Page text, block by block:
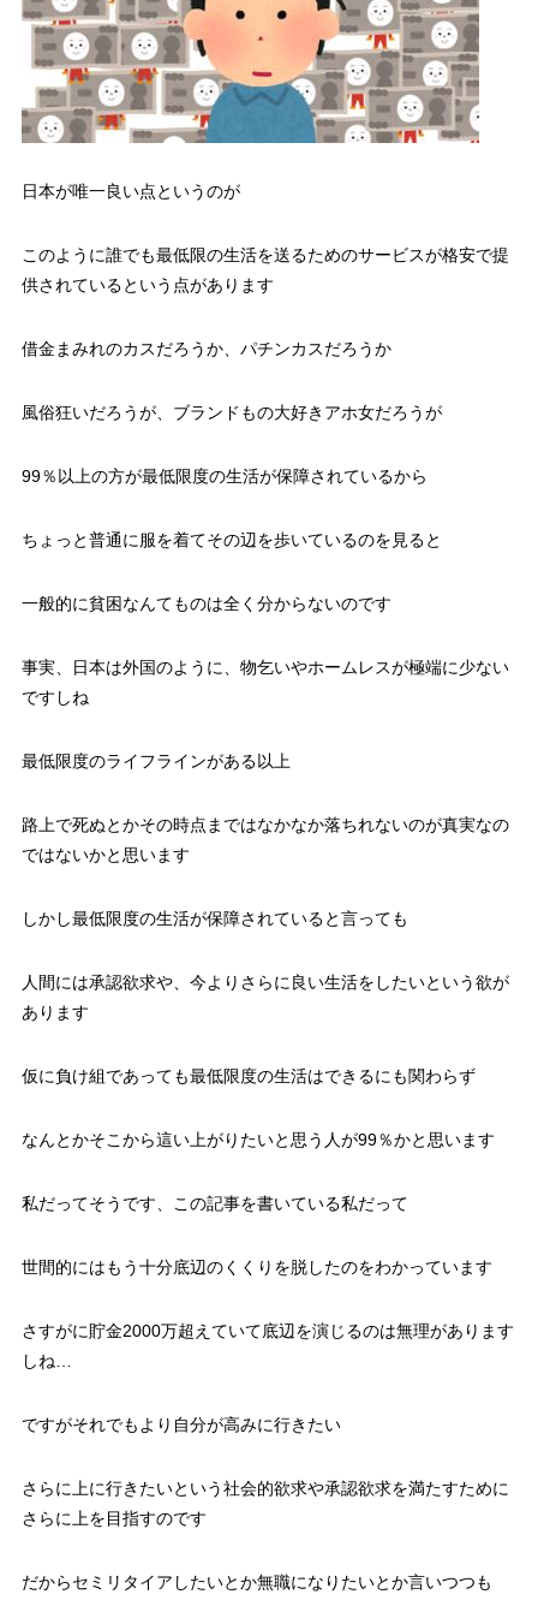
日本が唯一良い点というのが
このように誰でも最低限の生活を送るためのサービスが格安で提
供されているという点があります
借金まみれのカスだろうか、パチンカスだろうか
風俗狂いだろうが、ブランドもの大好きアホ女だろうが
99％以上の方が最低限度の生活が保障されているから
ちょっと普通に服を着てその辺を歩いているのを見ると
一般的に貧困なんてものは全く分からないのです
事実、日本は外国のように、物乞いやホームレスが極端に少ない
ですしね
最低限度のライフラインがある以上
路上で死ぬとかその時点まではなかなか落ちれないのが真実なの
ではないかと思います
しかし最低限度の生活が保障されていると言っても
人間には承認欲求や、今よりさらに良い生活をしたいという欲が
あります
仮に負け組であっても最低限度の生活はできるにも関わらず
なんとかそこから這い上がりたいと思う人が99％かと思います
私だってそうです、この記事を書いている私だって
世間的にはもう十分底辺のくくりを脱したのをわかっています
さすがに貯金2000万超えていて底辺を演じるのは無理があります
しね…
ですがそれでもより自分が高みに行きたい
さらに上に行きたいという社会的欲求や承認欲求を満たすために
さらに上を目指すのです
だからセミリタイアしたいとか無職になりたいとか言いつつも